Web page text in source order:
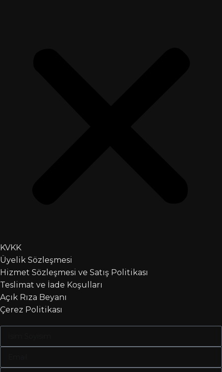
KVKK
Üyelik Sözleşmesi
Hizmet Sözleşmesi ve Satış Politikası
Teslimat ve İade Koşulları
Açık Rıza Beyanı
Çerez Politikası